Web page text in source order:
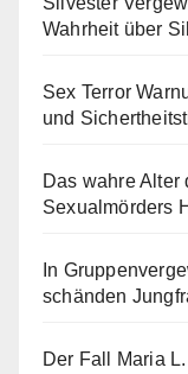
Wahrheit über
Sex Terror
und
Das wahre Alter
Sexualmörders
In
schänden
Der Fall Maria